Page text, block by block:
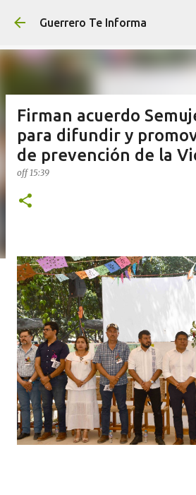
Ir al contenido
Guerrero Te Informa
Firman acuerdo
para difundir y
de prevención de la
off15:39